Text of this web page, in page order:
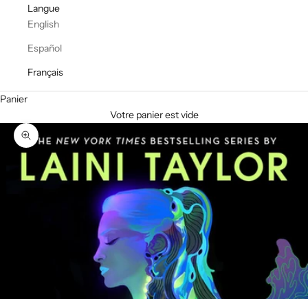
Langue
English
Español
Français
Panier
Votre panier est vide
Zoomer sur l'image